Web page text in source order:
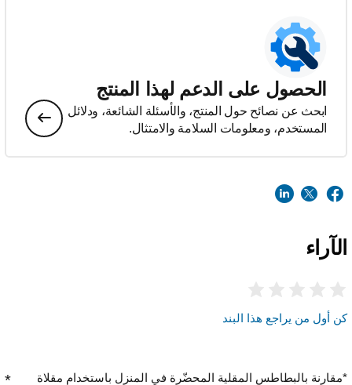
الحصول على الدعم لهذا المنتج
ابحث عن نصائح حول المنتج، والأسئلة الشائعة، ودلائل
المستخدم، ومعلومات السلامة والامتثال.
الآراء
كن أول من يراجع هذا البند
*مقارنة بالبطاطس المقلية المحضّرة في المنزل باستخدام مقلاة